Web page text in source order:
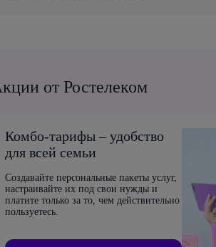
от Ростелеком
Комбо-тарифы – удобство
для всей семьи
Создавайте персональные пакеты услуг,
настраивайте их под свои нужды и
платите только за то, чем действительно
пользуетесь.